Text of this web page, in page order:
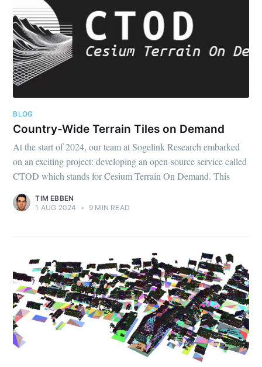
BLOG
Country-Wide Terrain Tiles on Demand
At the start of 2024, our team at Sogelink Research embarked
on an exciting project: developing an open-source service called
CTOD which stands for Cesium Terrain On Demand. This
TIM EBBEN
1 AUG 2024
• 9 MIN READ